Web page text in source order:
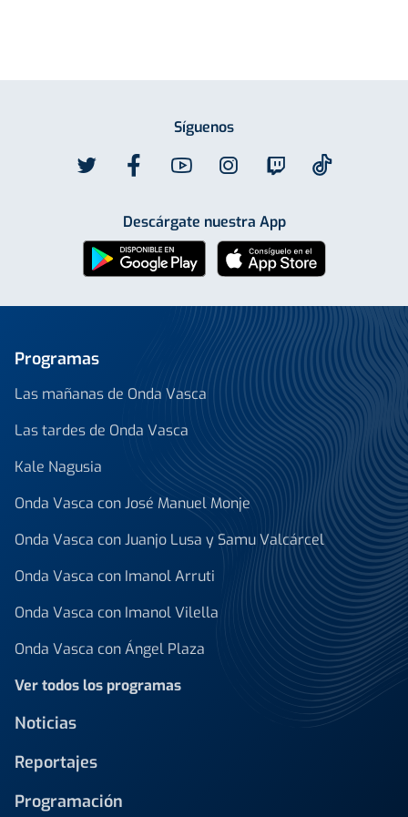
Síguenos
Descárgate nuestra App
Programas
Las mañanas de Onda Vasca
Las tardes de Onda Vasca
Kale Nagusia
Onda Vasca con José Manuel Monje
Onda Vasca con Juanjo Lusa y Samu Valcárcel
Onda Vasca con Imanol Arruti
Onda Vasca con Imanol Vilella
Onda Vasca con Ángel Plaza
Ver todos los programas
Noticias
Reportajes
Programación